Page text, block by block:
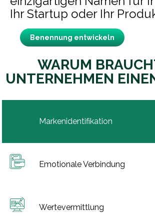
Ihr Startup oder Ihr
Benennung entwickeln
WARUM
UNTERNEHMEN
Markenidentifikation
Emotionale Verbindung
Wertevermittlung